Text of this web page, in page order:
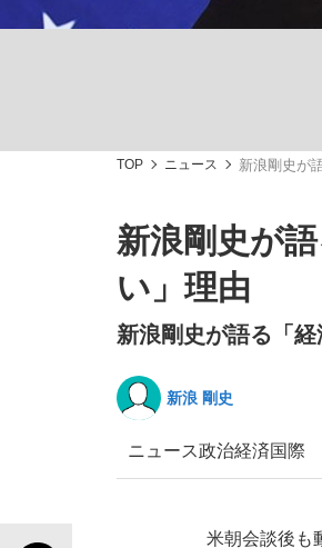
私のあのとき、私
TOP ニュース 新浪剛史が
新浪剛史が
い」理由
新浪剛史が語る「
新浪 剛史
ニュース政治経済国際
米朝会談後も